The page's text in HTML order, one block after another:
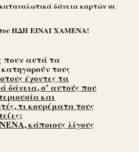
δάνεια καρτών σε
ΗΔΗ ΕΙΝΑΙ ΧΑΜΕΝΑ!
πουν αυτά τα
τους
στους έχοντες τα
δάνεια, σ’ αυτούς που
και
τι κουρέματα τους
κάποιους λίγους